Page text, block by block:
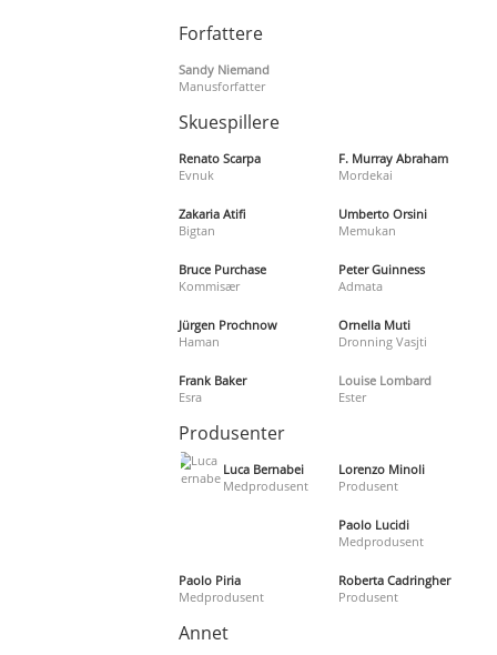
Forfattere
Sandy Niemand
Manusforfatter
Skuespillere
Renato Scarpa
Evnuk
F. Murray Abraham
Mordekai
Zakaria Atifi
Bigtan
Umberto Orsini
Memukan
Bruce Purchase
Kommisær
Peter Guinness
Admata
Jürgen Prochnow
Haman
Ornella Muti
Dronning Vasjti
Frank Baker
Esra
Louise Lombard
Ester
Produsenter
Luca Bernabei
Medprodusent
Lorenzo Minoli
Produsent
Paolo Lucidi
Medprodusent
Paolo Piria
Medprodusent
Roberta Cadringher
Produsent
Annet